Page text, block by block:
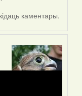
каментары.